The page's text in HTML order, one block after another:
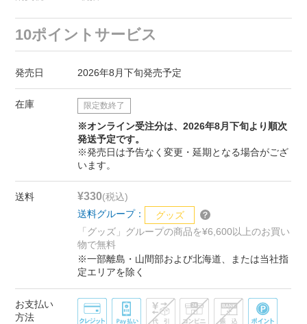
10ポイントサービス
発売日 2026年8月下旬発売予定
在庫 限定数終了
※オンライン受注分は、2026年8月下旬より順次
発送予定です。
※発売日は予告なく変更・延期となる場合がござ
います。
送料 ¥330(税込)
送料グループ：
グッズ
「グッズ」グループの商品を¥6,600以上のお買い
物で無料
※一部離島・山間部および北海道、または当社指
定エリアを除く
お支払い
方法